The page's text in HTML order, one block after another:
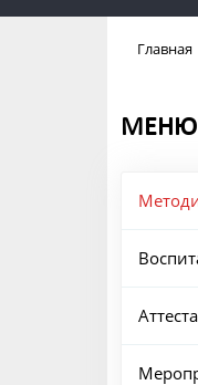
Главная
МЕНЮ